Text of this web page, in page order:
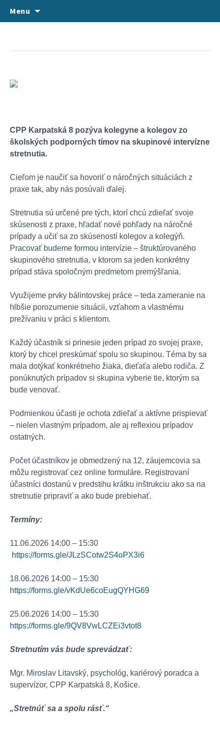
CPP Karpatská 8, Košice
VITAJTE NA NAŠEJ STRÁNKE
Menu
CPP Karpatská 8 pozýva kolegyne a kolegov zo
školských podporných tímov na skupinové intervízne
stretnutia.
Cieľom je naučiť sa hovoriť o náročných situáciách z
praxe tak, aby nás posúvali ďalej.
Stretnutia sú určené pre tých, ktorí chcú zdieľať svoje
skúsenosti z praxe, hľadať nové pohľady na náročné
prípady a učiť sa zo skúseností kolegov a kolegýň.
Pracovať budeme formou intervízie – štruktúrovaného
skupinového stretnutia, v ktorom sa jeden konkrétny
prípad stáva spoločným predmetom premýšľania.
Využijeme prvky bálintovskej práce – teda zameranie na
hlbšie porozumenie situácii, vzťahom a vlastnému
prežívaniu v práci s klientom.
Každý účastník si prinesie jeden prípad zo svojej praxe,
ktorý by chcel preskúmať spolu so skupinou. Téma by sa
mala dotýkať konkrétneho žiaka, dieťaťa alebo rodiča. Z
ponúknutých prípadov si skupina vyberie tie, ktorým sa
bude venovať.
Podmienkou účasti je ochota zdieľať a aktívne prispievať
– nielen vlastným prípadom, ale aj reflexiou prípadov
ostatných.
Počet účastníkov je obmedzený na 12, záujemcovia sa
môžu registrovať cez online formuláre. Registrovaní
účastníci dostanú v predstihu krátku inštrukciu ako sa na
stretnutie pripraviť a ako bude prebiehať.
Termíny:
11.06.2026 14:00 – 15:30
https://forms.gle/JLzSCotw2S4oPX3i6
18.06.2026 14:00 – 15:30
https://forms.gle/vKdUe6coEugQYHG69
25.06.2026 14:00 – 15:30
https://forms.gle/9QV8VwLCZEi3vtot8
Stretnutím vás bude sprevádzať:
Mgr. Miroslav Litavský, psychológ, kariérový poradca a
supervízor, CPP Karpatská 8, Košice.
„Stretnúť sa a spolu rásť.“